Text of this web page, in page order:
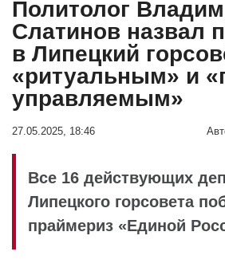
Политолог
Слатинов назвал
в Липецкий
«ритуальным» и
управляемым»
27.05.2025, 18:46
Все 16 действующих
Липецкого горсовета
праймериз «Единой